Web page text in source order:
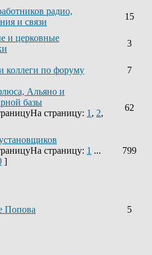
радио,
и связи
15
и церковные
3
коллеги по форуму 7
Альяно и
базы
На страницу: 1 , 2,
62
На страницу: 1 ...
]
799
Попова 5